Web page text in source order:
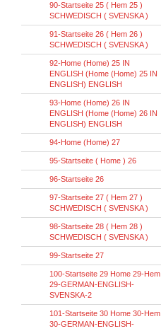
90-Startseite 25 ( Hem 25 )
SCHWEDISCH ( SVENSKA )
91-Startseite 26 ( Hem 26 )
SCHWEDISCH ( SVENSKA )
92-Home (Home) 25 IN
ENGLISH (Home (Home) 25 IN
ENGLISH) ENGLISH
93-Home (Home) 26 IN
ENGLISH (Home (Home) 26 IN
ENGLISH) ENGLISH
94-Home (Home) 27
95-Startseite ( Home ) 26
96-Startseite 26
97-Startseite 27 ( Hem 27 )
SCHWEDISCH ( SVENSKA )
98-Startseite 28 ( Hem 28 )
SCHWEDISCH ( SVENSKA )
99-Startseite 27
100-Startseite 29 Home 29-Hem
29-GERMAN-ENGLISH-
SVENSKA-2
101-Startseite 30 Home 30-Hem
30-GERMAN-ENGLISH-